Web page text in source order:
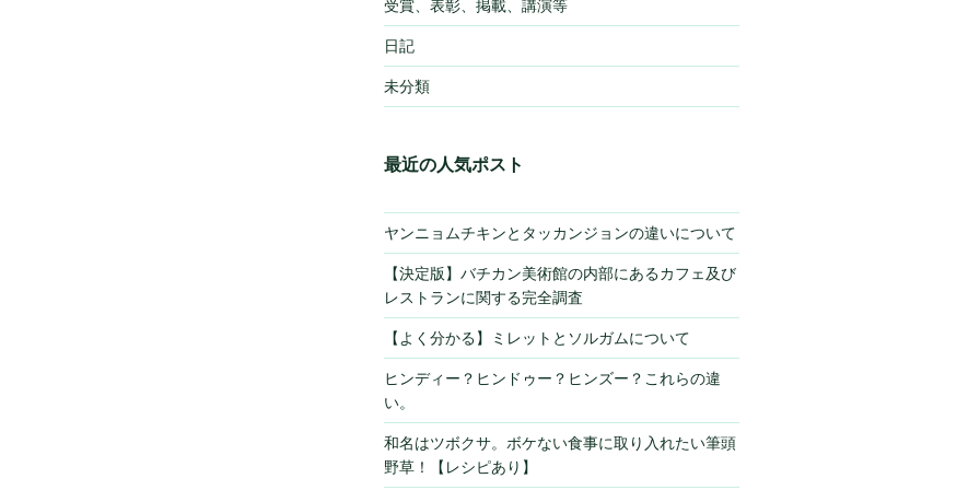
受賞、表彰、掲載、講演等
日記
未分類
最近の人気ポスト
ヤンニョムチキンとタッカンジョンの違いについて
【決定版】バチカン美術館の内部にあるカフェ及び
レストランに関する完全調査
【よく分かる】ミレットとソルガムについて
ヒンディー？ヒンドゥー？ヒンズー？これらの違
い。
和名はツボクサ。ボケない食事に取り入れたい筆頭
野草！【レシピあり】